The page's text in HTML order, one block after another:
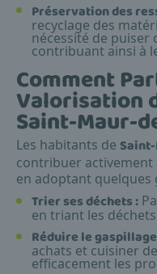
Préservation des
recyclage des
nécessité de puiser
contribuant ainsi à
Comment
Valorisation
Saint-Maur-
Les habitants de
contribuer activement
en adoptant quelques
Trier ses déchets :
en triant les
Réduire le
achats et cuisiner
efficacement les